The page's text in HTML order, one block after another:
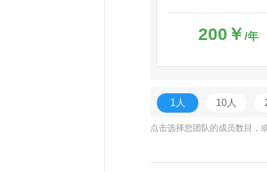
200 ￥ /年
1人 10人
点击选择您团队的成员数目，